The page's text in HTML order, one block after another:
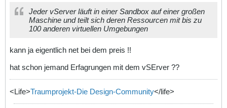
Jeder vServer läuft in einer Sandbox auf einer großen
Maschine und teilt sich deren Ressourcen mit bis zu
100 anderen virtuellen Umgebungen
kann ja eigentlich net bei dem preis !!
hat schon jemand Erfagrungen mit dem vSErver ??
<Life>Traumprojekt-Die Design-Community</life>